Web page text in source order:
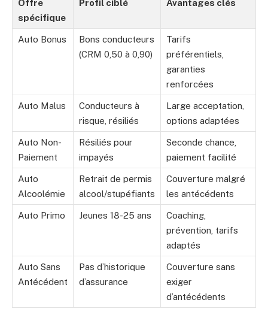
Offre
spécifique
Profil ciblé Avantages clés
Auto Bonus
Bons conducteurs
(CRM 0,50 à 0,90)
Tarifs
préférentiels,
garanties
renforcées
Auto Malus
Conducteurs à
risque, résiliés
Large acceptation,
options adaptées
Auto Non-
Paiement
Résiliés pour
impayés
Seconde chance,
paiement facilité
Auto
Alcoolémie
Retrait de permis
alcool/stupéfiants
Couverture malgré
les antécédents
Auto Primo Jeunes 18-25 ans
Coaching,
prévention, tarifs
adaptés
Auto Sans
Antécédent
Pas d’historique
d’assurance
Couverture sans
exiger
d’antécédents